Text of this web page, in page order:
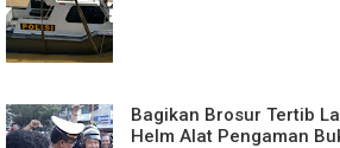
Bagikan Brosur Tertib
Helm Alat Pengaman